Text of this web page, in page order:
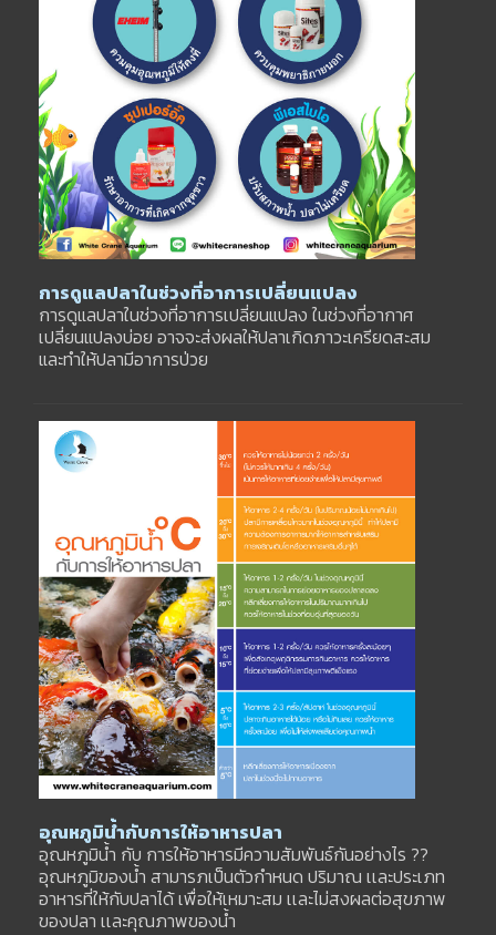
การดูแลปลาในช่วงที่อาการเปลี่ยนแปลง
การดูแลปลาในช่วงที่อาการเปลี่ยนแปลง ในช่วงที่อากาศ
เปลี่ยนแปลงบ่อย อาจจะส่งผลให้ปลาเกิดภาวะเครียดสะสม
และทำให้ปลามีอาการป่วย
อุณหภูมิน้ำกับการให้อาหารปลา
อุณหภูมิน้ำ กับ การให้อาหารมีความสัมพันธ์กันอย่างไร ??
อุณหภูมิของน้ำ สามารภเป็นตัวกำหนด ปริมาณ เเละประเภท
อาหารที่ให้กับปลาได้ เพื่อให้เหมาะสม เเละไม่สงผลต่อสุขภาพ
ของปลา เเละคุณภาพของน้ำ